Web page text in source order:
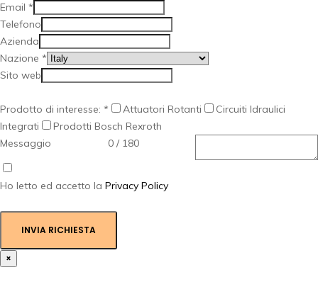
Email *
Telefono
Azienda
Nazione *
Sito web
Prodotto di interesse: * Attuatori Rotanti
Circuiti Idraulici
Integrati
Prodotti Bosch Rexroth
Messaggio
0 / 180
Ho letto ed accetto la Privacy Policy
INVIA RICHIESTA
×